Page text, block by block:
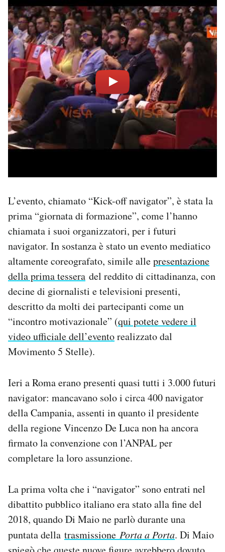
L’evento, chiamato “Kick-off navigator”, è stata la
prima “giornata di formazione”, come l’hanno
chiamata i suoi organizzatori, per i futuri
navigator. In sostanza è stato un evento mediatico
altamente coreografato, simile allepresentazione
della prima tessera del reddito di cittadinanza, con
decine di giornalisti e televisioni presenti,
descritto da molti dei partecipanti come un
“incontro motivazionale” (qui potete vedere il
video ufficiale dell’eventorealizzato dal
Movimento 5 Stelle).
Ieri a Roma erano presenti quasi tutti i 3.000 futuri
navigator: mancavano solo i circa 400 navigator
della Campania, assenti in quanto il presidente
della regione Vincenzo De Luca non ha ancora
firmato la convenzione con l’ANPAL per
completare la loro assunzione.
La prima volta che i “navigator” sono entrati nel
dibattito pubblico italiano era stato alla fine del
2018, quando Di Maio ne parlò durante una
puntata della trasmissione Porta aPorta. Di Maio